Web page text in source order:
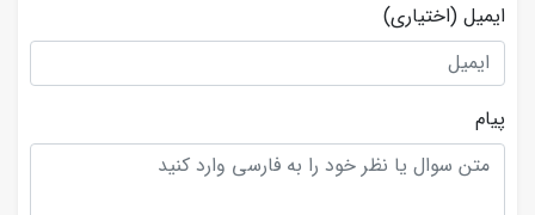
ایمیل (اختیاری)
پیام